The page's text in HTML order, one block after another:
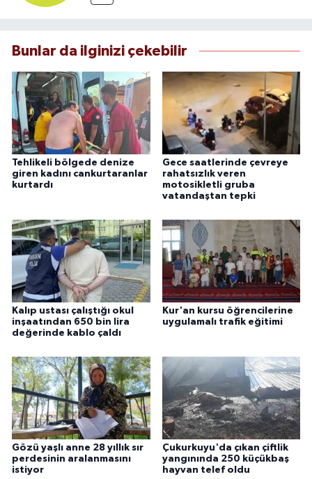
Bunlar da ilginizi çekebilir
Tehlikeli bölgede denize
giren kadını cankurtaranlar
kurtardı
Gece saatlerinde çevreye
rahatsızlık veren
motosikletli gruba
vatandaştan tepki
Kalıp ustası çalıştığı okul
inşaatından 650 bin lira
değerinde kablo çaldı
Kur'an kursu öğrencilerine
uygulamalı trafik eğitimi
Gözü yaşlı anne 28 yıllık sır
perdesinin aralanmasını
istiyor
Çukurkuyu'da çıkan çiftlik
yangınında 250 küçükbaş
hayvan telef oldu